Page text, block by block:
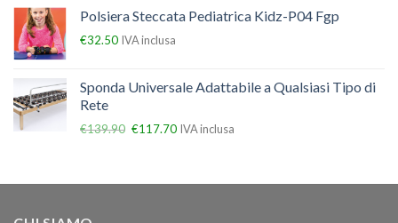
Polsiera Steccata Pediatrica Kidz-P04 Fgp
€32.50 IVA inclusa
Sponda Universale Adattabile a Qualsiasi Tipo di
Rete
€139.90 €117.70 IVA inclusa